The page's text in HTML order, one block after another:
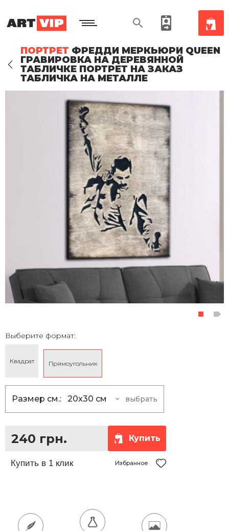
ПОРТРЕТ ФРЕДДИ МЕРКЬЮРИ QUEEN
ГРАВИРОВКА НА ДЕРЕВЯННОЙ
ТАБЛИЧКЕ ПОРТРЕТ НА ЗАКАЗ
ТАБЛИЧКА НА МЕТАЛЛЕ
Выберите формат:
Квадрат Прямоугольник
Размер см.: 20x30 см выбрать
20x30 см 240 грн.
30х40 см 480 грн.
960 грн.
50x78 см 1 560 грн.
90x128 см 4 608 грн.
240 грн. Купить
Избранное